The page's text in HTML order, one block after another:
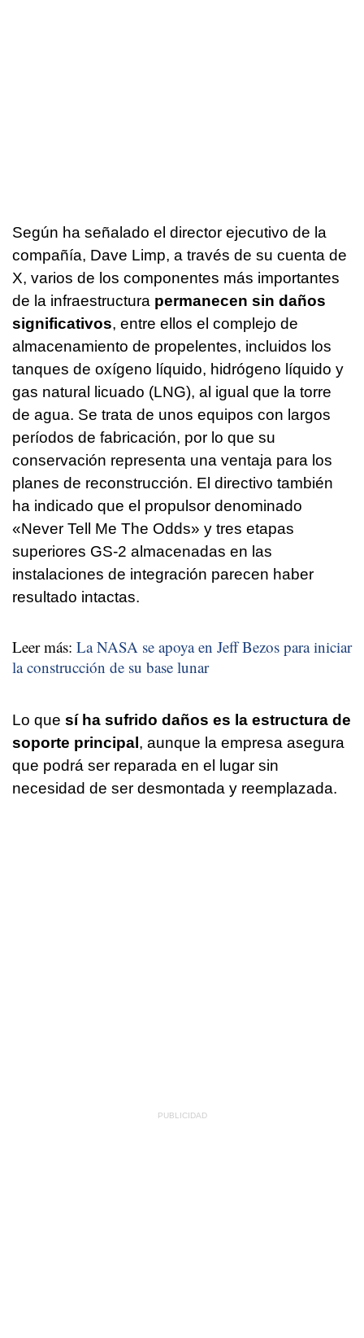
Según ha señalado el director ejecutivo de la
compañía, Dave Limp, a través de su cuenta de
X, varios de los componentes más importantes
de la infraestructura permanecen sin daños
significativos, entre ellos el complejo de
almacenamiento de propelentes, incluidos los
tanques de oxígeno líquido, hidrógeno líquido y
gas natural licuado (LNG), al igual que la torre
de agua. Se trata de unos equipos con largos
períodos de fabricación, por lo que su
conservación representa una ventaja para los
planes de reconstrucción. El directivo también
ha indicado que el propulsor denominado
«Never Tell Me The Odds» y tres etapas
superiores GS-2 almacenadas en las
instalaciones de integración parecen haber
resultado intactas.
Leer más: La NASA se apoya en Jeff Bezos para iniciar
la construcción de su base lunar
Lo que sí ha sufrido daños es la estructura de
soporte principal, aunque la empresa asegura
que podrá ser reparada en el lugar sin
necesidad de ser desmontada y reemplazada.